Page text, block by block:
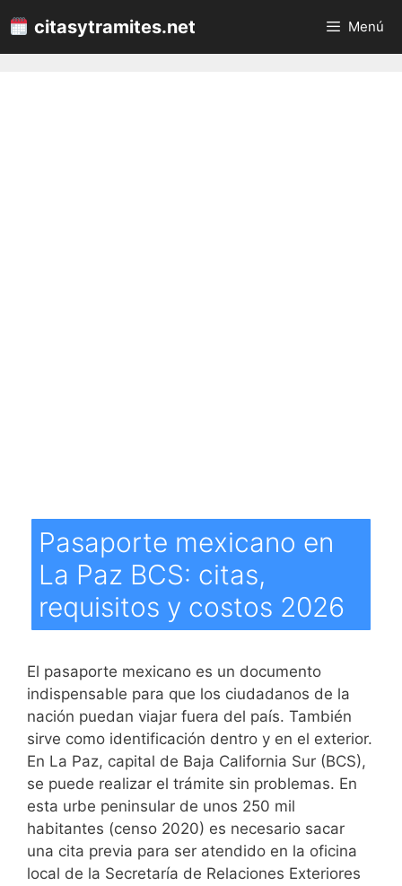
al
contenido
citasytramites.net Menú
Pasaporte mexicano en
La Paz BCS: citas,
requisitos y costos 2026
El pasaporte mexicano es un documento
indispensable para que los ciudadanos de la
nación puedan viajar fuera del país. También
sirve como identificación dentro y en el exterior.
En La Paz, capital de Baja California Sur (BCS),
se puede realizar el trámite sin problemas. En
esta urbe peninsular de unos 250 mil
habitantes (censo 2020) es necesario sacar
una cita previa para ser atendido en la oficina
local de la Secretaría de Relaciones Exteriores